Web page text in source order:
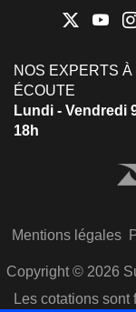
NOS EXPERTS À
ÉCOUTE
Lundi - Vendredi
18h
Mentions légales
Copyright © 2026
Les cotations sont